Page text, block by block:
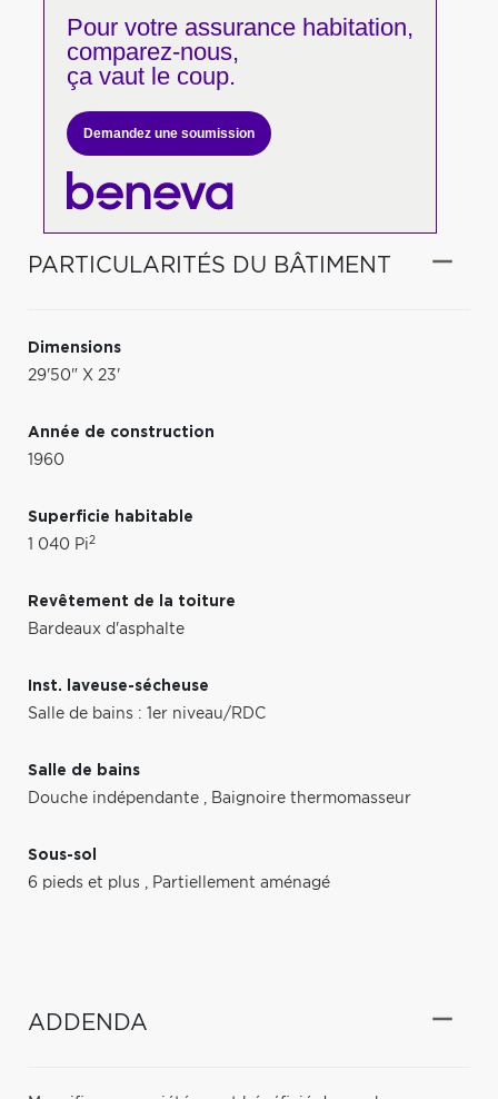
Pour votreassurance habitation,
comparez-nous,
ça vaut le coup.
Demandez une soumission
PARTICULARITÉS DU BÂTIMENT
Dimensions
29'50" X 23'
Année de construction
1960
Superficie habitable
1 040 Pi2
Revêtement de la toiture
Bardeaux d'asphalte
Inst. laveuse-sécheuse
Salle de bains : 1er niveau/RDC
Salle de bains
Douche indépendante , Baignoire thermomasseur
Sous-sol
6 pieds et plus , Partiellement aménagé
ADDENDA